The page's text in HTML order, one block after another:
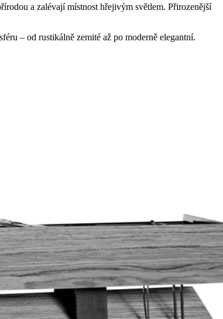
a zalévají místnost hřejivým světlem. Přirozenější
– od rustikálně zemité až po moderně elegantní.